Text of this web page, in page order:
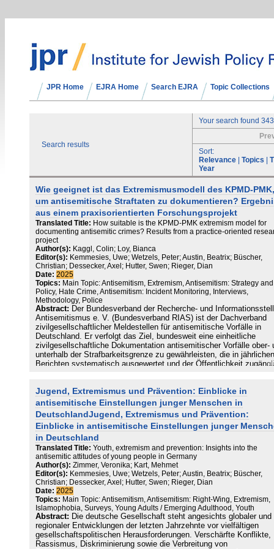
JPR Home EJRA Home Search EJRA Topic Collections
Search results
Your search found
Sort:
Relevance
Topics
Year
Wie geeignet ist das Extremismusmodell des KPMD-PMK,
um antisemitische Straftaten zu dokumentieren?
aus einem praxisorientierten Forschungsprojekt
Translated Title: How suitable is the KPMD-PMK extremism model for
documenting antisemitic crimes? Results from a practice-oriented
project
Author(s): Kaggl, Colin; Loy, Bianca
Editor(s): Kemmesies, Uwe; Wetzels, Peter; Austin, Beatrix; Büscher,
Christian; Dessecker, Axel; Hutter, Swen; Rieger, Dian
Date: 2025
Topics: Main Topic: Antisemitism, Extremism, Antisemitism: Strategy and
Policy, Hate Crime, Antisemitism: Incident Monitoring, Interviews,
Methodology, Police
Abstract: Der Bundesverband der Recherche- und
Antisemitismus e. V. (Bundesverband RIAS) ist der Dachverband
zivilgesellschaftlicher Meldestellen für antisemitische Vorfälle in
Deutschland. Er verfolgt das Ziel, bundesweit eine einheitliche
zivilgesellschaftliche Dokumentation antisemitischer Vorfälle ober-
unterhalb der Strafbarkeitsgrenze zu gewährleisten, die in jährlichen
Berichten systematisch ausgewertet und der Öffentlichkeit
polizeilich erfasste Straftaten Teil der Datengrundlagen, wenn diese
zugänglich gemacht werden. In den vergangenen Jahren gab es
allerdings keinen flächendeckenden systematischen Abgleich mit
polizeilichen Statistiken zu antisemitischen Straftaten. Der
Kriminalpolizeiliche Meldedienst Politisch Motivierte Kriminalität
(KPMD-PMK), in den neben den klassischen Staatsschutzdelikten
auch Hasskriminalität beziehungsweise antisemitische Straftaten
eingehen, ist seit Beginn Gegenstand der Arbeit des
RIAS, etwa in den vom Bundesverband RIAS durchgeführten
Problembeschreibungen zu Antisemitismus in mehreren
(vgl. RIAS-BK 2018; Bundesverband RIAS, 2019, 2020, 2021a,
2022; SABRA 2020). Das durch das BMI geförderte Projekt
von Polizei und Zivilgesellschaft zu Antisemitismus (APZAS)
Leben gerufen, um einerseits den Austausch zwischen regionalen
Antisemitismus-Meldestellen und den Polizeistellen zu initiieren
begleiten sowie andererseits die Erfassungspraxis in den föderal
arbeitenden Landeskriminalämtern aus zivilgesellschaftlicher
Jugend, Extremismus und Prävention: Einblicke in
antisemitische Einstellungen junger Menschen in
DeutschlandJugend, Extremismus und Prävention:
Einblicke in antisemitische Einstellungen junger
in Deutschland
Translated Title: Youth, extremism and prevention: Insights into the
antisemitic attitudes of young people in Germany
Author(s): Zimmer, Veronika; Kart, Mehmet
Editor(s): Kemmesies, Uwe; Wetzels, Peter; Austin, Beatrix; Büscher,
Christian; Dessecker, Axel; Hutter, Swen; Rieger, Dian
Date: 2025
Topics: Main Topic: Antisemitism, Antisemitism: Right-Wing, Extremism,
Islamophobia, Surveys, Young Adults / Emerging Adulthood, Youth
Abstract: Die deutsche Gesellschaft steht angesichts globaler und
regionaler Entwicklungen der letzten Jahrzehnte vor vielfältigen
gesellschaftspolitischen Herausforderungen. Verschärfte Konflikte,
Rassismus, Diskriminierung sowie die Verbreitung von